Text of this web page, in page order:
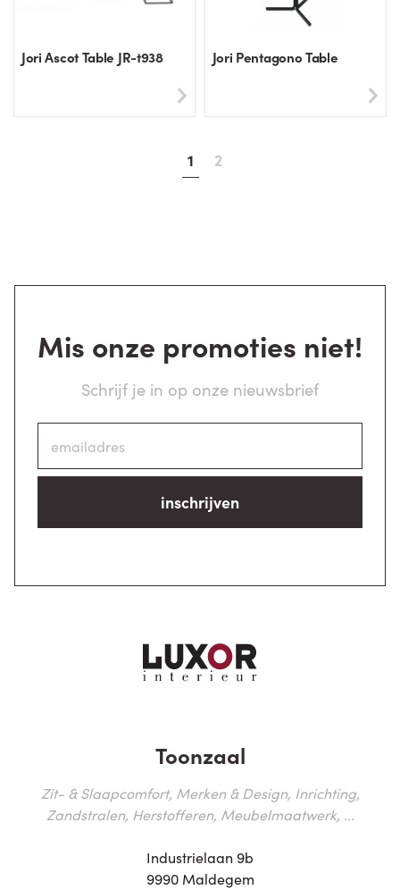
Jori Ascot Table JR-t938 Jori Pentagono Table
1 2
Mis onze promoties niet!
Schrijf je in op onze nieuwsbrief
inschrijven
Toonzaal
Zit- & Slaapcomfort, Merken & Design, Inrichting,
Zandstralen, Herstofferen, Meubelmaatwerk, ...
Industrielaan 9b
9990 Maldegem